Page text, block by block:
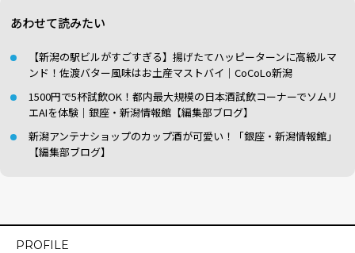
あわせて読みたい
【新潟の駅ビルがすごすぎる】揚げたてハッピーターンに高級ルマ
ンド！佐渡バター風味はお土産マストバイ｜CoCoLo新潟
1500円で5杯試飲OK！都内最大規模の日本酒試飲コーナーでソムリ
エAIを体験｜銀座・新潟情報館【編集部ブログ】
新潟アンテナショップのカップ酒が可愛い！「銀座・新潟情報館」
【編集部ブログ】
PROFILE